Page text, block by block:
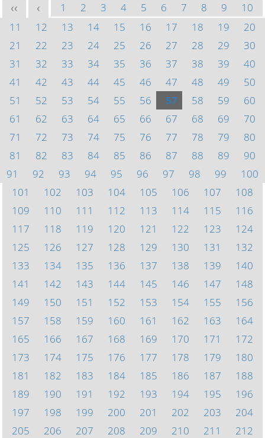
<< < 1 2 3 4 5 6 7 8 9
10
11
12 13 14 15 16 17 18 19
20
21
22 23 24 25 26 27 28 29
30
31
32 33 34 35 36 37 38 39
40
41
42 43 44 45 46 47 48 49
50
51
52 53 54 55 56 57 58 59
60
61
62 63 64 65 66 67 68 69
70
71
72 73 74 75 76 77 78 79
80
81
82 83 84 85 86 87 88 89
90
91
92 93 94 95 96 97 98 99
100
101
102 103 104 105 106 107
108
109
110 111 112 113 114 115
116
117
118 119 120 121 122 123
124
125
126 127 128 129 130 131
132
133
134 135 136 137 138 139
140
141
142 143 144 145 146 147
148
149
150 151 152 153 154 155
156
157
158 159 160 161 162 163
164
165
166 167 168 169 170 171
172
173
174 175 176 177 178 179
180
181
182 183 184 185 186 187
188
189
190 191 192 193 194 195
196
197
198 199 200 201 202 203
204
205
206 207 208 209 210 211
212